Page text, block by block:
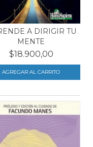
A DIRIGIR TU
MENTE
$18.900,00